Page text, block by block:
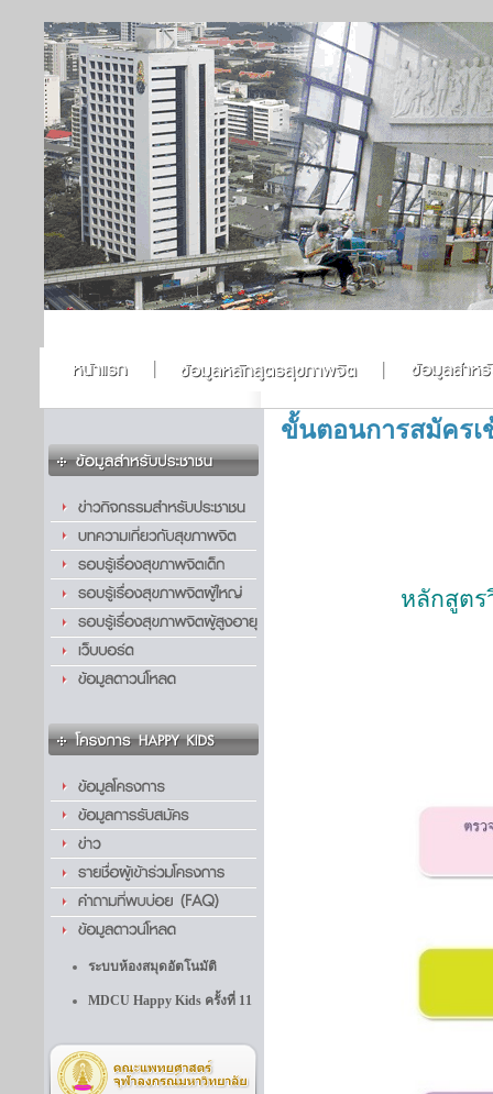
ระบบห้องสมุดอัตโนมัติ
MDCU Happy Kids ครั้งที่ 11
ขั้นตอนการสมัครเ
หลักสูต